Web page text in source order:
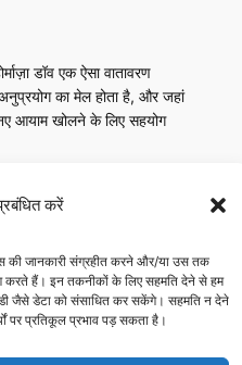
करें
की जानकारी संग्रहीत करने और/या उस तक
हैं। इन तकनीकों के लिए सहमति देने से हम
जैसे डेटा को संसाधित कर सकेंगे। सहमति न देने
पर प्रतिकूल प्रभाव पड़ सकता है।
डॉव एक ऐसा वातावरण
का मेल होता है, और जहां
नए आयाम खोलने के लिए सहयोग
गोपनीयता
नियम और शर्तें
हमसे संपर्क करें
यूट्यूब